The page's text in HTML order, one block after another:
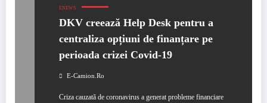
ENEWS
DKV creează Help Desk pentru a
centraliza opțiuni de finanțare pe
perioada crizei Covid-19
E-Camion.ro
Criza cauzată de coronavirus a generat probleme financiare